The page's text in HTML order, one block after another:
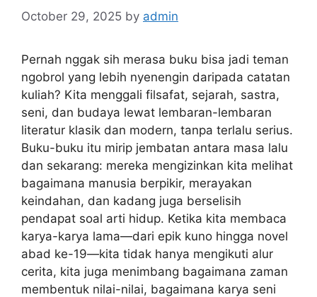
October 29, 2025 by admin
Pernah nggak sih merasa buku bisa jadi teman
ngobrol yang lebih nyenengin daripada catatan
kuliah? Kita menggali filsafat, sejarah, sastra,
seni, dan budaya lewat lembaran-lembaran
literatur klasik dan modern, tanpa terlalu serius.
Buku-buku itu mirip jembatan antara masa lalu
dan sekarang: mereka mengizinkan kita melihat
bagaimana manusia berpikir, merayakan
keindahan, dan kadang juga berselisih
pendapat soal arti hidup. Ketika kita membaca
karya-karya lama—dari epik kuno hingga novel
abad ke-19—kita tidak hanya mengikuti alur
cerita, kita juga menimbang bagaimana zaman
membentuk nilai-nilai, bagaimana karya seni